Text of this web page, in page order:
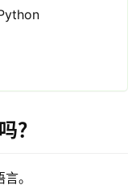
？
。